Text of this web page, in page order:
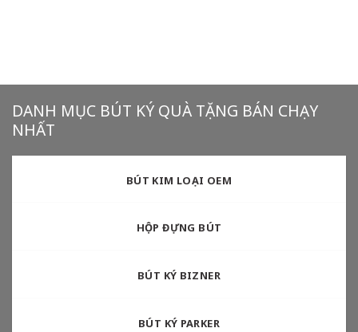
DANH MỤC BÚT KÝ QUÀ TẶNG BÁN CHẠY
NHẤT
BÚT KIM LOẠI OEM
HỘP ĐỰNG BÚT
BÚT KÝ BIZNER
BÚT KÝ PARKER